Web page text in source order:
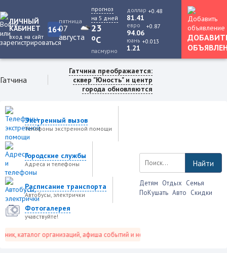
ЛИЧНЫЙ
КАБИНЕТ
вход на сайт
16+
пятница
07
августа
прогноз
на 5 дней
23
oC
пасмурно
доллар
81.41
+0.48
евро
94.06
+0.87
юань
1.21
+0.013
Гатчина
Гатчина преображается:
сквер "Юность" и центр
города обновляются
Экстренный вызов
Телефоны экстренной помощи
Городские службы
Адреса и телефоны
Расписание транспорта
Автобусы, электрички
Фотогалерея
учавствуйте!
каталог организаций, афиша событий и не только это.
Найти
Детям Отдых Семья
ПоКушать Авто Скидки